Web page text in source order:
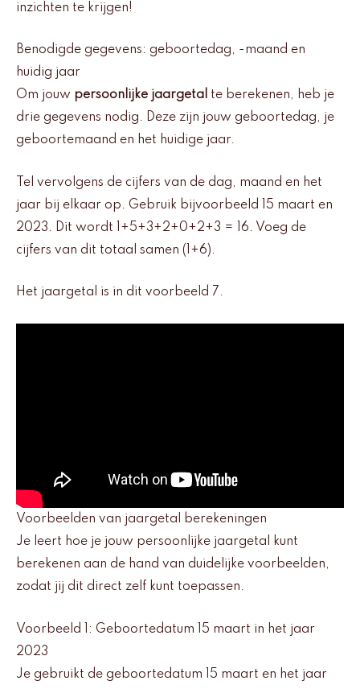
inzichten te krijgen!
Benodigde gegevens: geboortedag, -maand en
huidig jaar
Om jouw persoonlijke jaargetal te berekenen, heb je
drie gegevens nodig. Deze zijn jouw geboortedag, je
geboortemaand en het huidige jaar.
Tel vervolgens de cijfers van de dag, maand en het
jaar bij elkaar op. Gebruik bijvoorbeeld 15 maart en
2023. Dit wordt 1+5+3+2+0+2+3 = 16. Voeg de
cijfers van dit totaal samen (1+6).
Het jaargetal is in dit voorbeeld 7.
Voorbeelden van jaargetal berekeningen
Je leert hoe je jouw persoonlijke jaargetal kunt
berekenen aan de hand van duidelijke voorbeelden,
zodat jij dit direct zelf kunt toepassen.
Voorbeeld 1: Geboortedatum 15 maart in het jaar
2023
Je gebruikt de geboortedatum 15 maart en het jaar